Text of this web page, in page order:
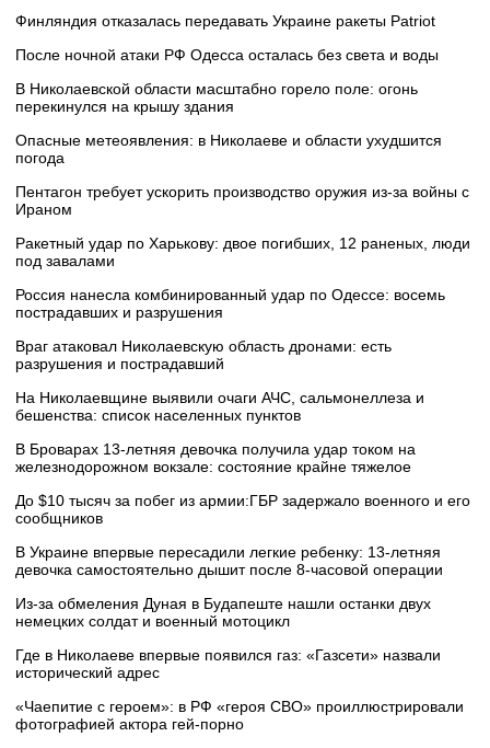
Финляндия отказалась передавать Украине ракеты Patriot
После ночной атаки РФ Одесса осталась без света и воды
В Николаевской области масштабно горело поле: огонь
перекинулся на крышу здания
Опасные метеоявления: в Николаеве и области ухудшится
погода
Пентагон требует ускорить производство оружия из-за войны с
Ираном
Ракетный удар по Харькову: двое погибших, 12 раненых, люди
под завалами
Россия нанесла комбинированный удар по Одессе: восемь
пострадавших и разрушения
Враг атаковал Николаевскую область дронами: есть
разрушения и пострадавший
На Николаевщине выявили очаги АЧС, сальмонеллеза и
бешенства: список населенных пунктов
В Броварах 13-летняя девочка получила удар током на
железнодорожном вокзале: состояние крайне тяжелое
До $10 тысяч за побег из армии:ГБР задержало военного и его
сообщников
В Украине впервые пересадили легкие ребенку: 13-летняя
девочка самостоятельно дышит после 8-часовой операции
Из-за обмеления Дуная в Будапеште нашли останки двух
немецких солдат и военный мотоцикл
Где в Николаеве впервые появился газ: «Газсети» назвали
исторический адрес
«Чаепитие с героем»: в РФ «героя СВО» проиллюстрировали
фотографией актора гей-порно